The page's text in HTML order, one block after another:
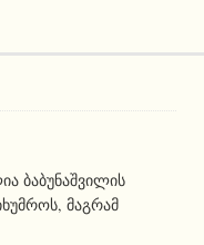
ბაბუნაშვილის
მაგრამ